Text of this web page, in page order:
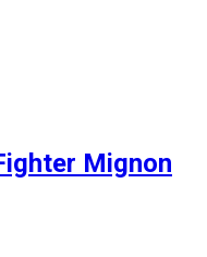
Mignon